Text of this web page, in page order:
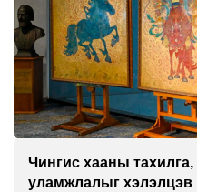
Чингис хааны
уламжлалыг хэлэлцэв